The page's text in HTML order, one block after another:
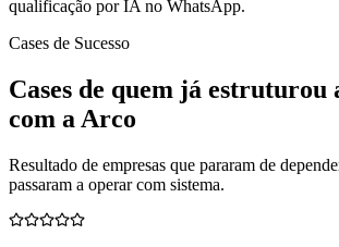
qualificação por IA no WhatsApp.
Cases de Sucesso
Cases de quem já estruturou
com a Arco
Resultado de empresas que pararam de
passaram a operar com sistema.